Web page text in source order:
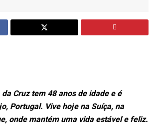
Cruz tem 48 anos de idade e é
Portugal. Vive hoje na Suíça, na
onde mantém uma vida estável e feliz.